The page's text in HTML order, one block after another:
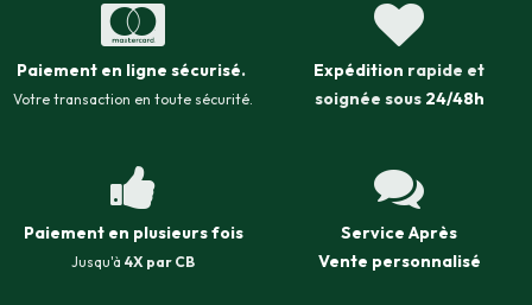
Paiement en ligne sécurisé.
Votre transaction en toute sécurité.
Expédition rapide et
soignée sous 24/48h
Paiement en plusieurs fois
Jusqu'à 4X par CB
Service Après
Vente personnalisé